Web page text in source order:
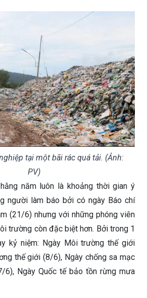
tại một bãi rác quá tải. (Ảnh:
PV)
năm luôn là khoảng thời gian ý
người làm báo bởi có ngày Báo chí
(21/6) nhưng với những phóng viên
trường còn đặc biệt hơn. Bởi trong 1
kỷ niệm: Ngày Môi trường thế giới
thế giới (8/6), Ngày chống sa mạc
6), Ngày Quốc tế bảo tồn rừng mưa